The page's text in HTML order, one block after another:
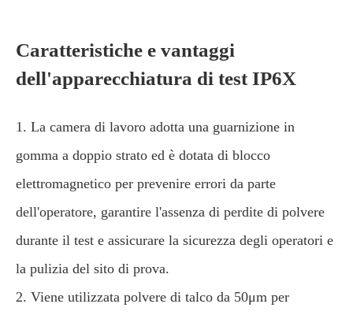
Caratteristiche e vantaggi
dell'apparecchiatura di test IP6X
1. La camera di lavoro adotta una guarnizione in
gomma a doppio strato ed è dotata di blocco
elettromagnetico per prevenire errori da parte
dell'operatore, garantire l'assenza di perdite di polvere
durante il test e assicurare la sicurezza degli operatori e
la pulizia del sito di prova.
2. Viene utilizzata polvere di talco da 50μm per